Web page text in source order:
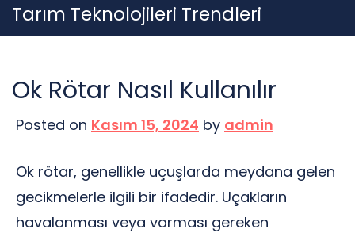
Skip
to
Tarım Teknolojileri Trendleri
Ok Rötar Nasıl Kullanılır
Posted on Kasım 15, 2024 by admin
Ok rötar, genellikle uçuşlarda meydana gelen
gecikmelerle ilgili bir ifadedir. Uçakların
havalanması veya varması gereken